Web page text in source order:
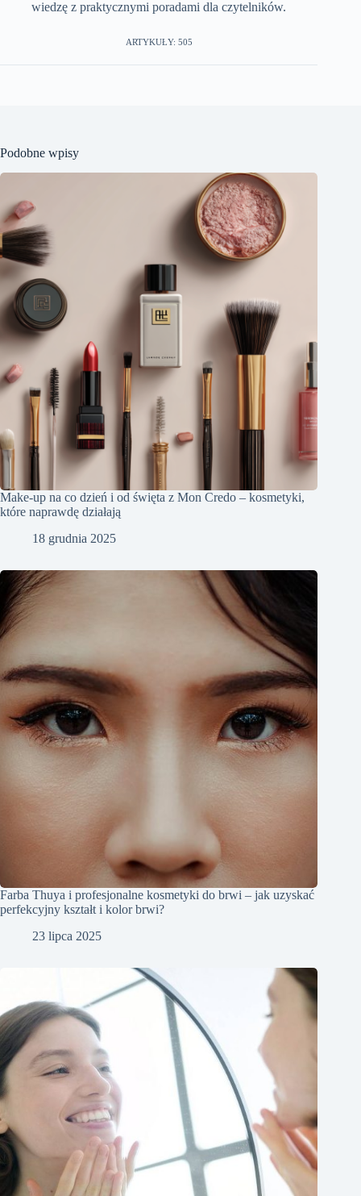
wiedzę z praktycznymi poradami dla czytelników.
ARTYKUŁY: 505
Podobne wpisy
Make-up na co dzień i od święta z Mon Credo – kosmetyki,
które naprawdę działają
18 grudnia 2025
Farba Thuya i profesjonalne kosmetyki do brwi – jak uzyskać
perfekcyjny kształt i kolor brwi?
23 lipca 2025